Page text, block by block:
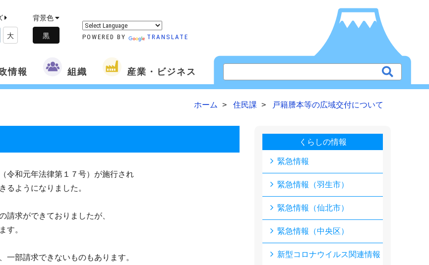
大
背景色
POWERED BY TRANSLATE
情報 組織 産業・ビジネス
ホーム 住民課 戸籍謄本等の広域交付について
令和元年法律第１７号）が施行され
ようになりました。
求ができておりましたが、
す。
部請求できないものもあります。
くらしの情報
緊急情報
緊急情報（羽生市）
緊急情報（仙北市）
緊急情報（中央区）
新型コロナウイルス関連情報